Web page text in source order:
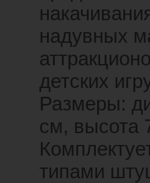
надувных
детских
Размеры:
см, высота
типами